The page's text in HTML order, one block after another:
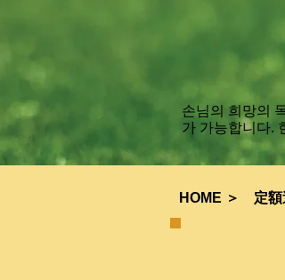
손님의 희망의
가 가능합니다.
HOME ＞ 定